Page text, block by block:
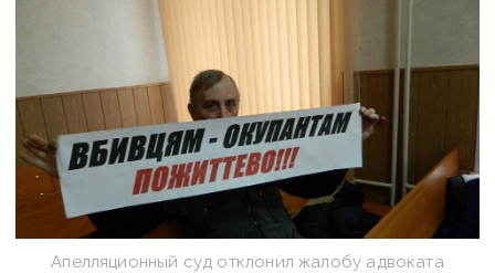
Апелляционный суд отклонил жалобу адвоката